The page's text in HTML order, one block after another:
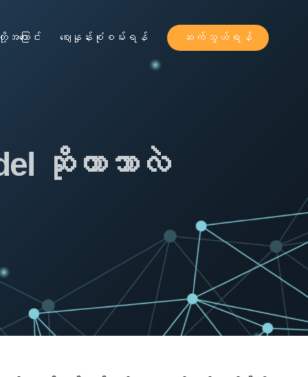
ြောင်း ဈေးနှုန်းစုံစမ်းရန် ဆက်သွယ်ရန်
ဆိုတာဘာလဲ